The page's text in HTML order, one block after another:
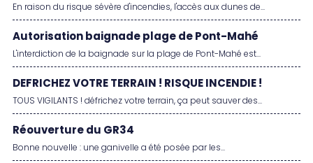
En raison du risque sévère d'incendies, l'accès aux dunes de...
Autorisation baignade plage de Pont-Mahé
L'interdiction de la baignade sur la plage de Pont-Mahé est...
DEFRICHEZ VOTRE TERRAIN ! RISQUE INCENDIE !
TOUS VIGILANTS ! défrichez votre terrain, ça peut sauver des...
Réouverture du GR34
Bonne nouvelle : une ganivelle a été posée par les...